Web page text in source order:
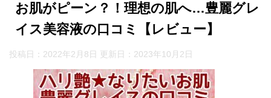
お肌がピーン？！理想の肌へ…豊麗グレ
イス美容液の口コミ【レビュー】
投稿日：2022年2月8日 更新日： 2023年10月2日